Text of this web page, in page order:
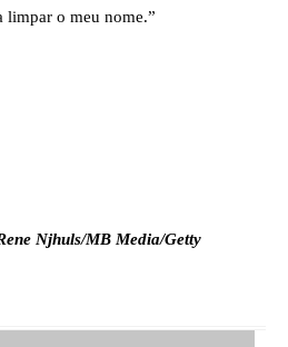
limpar o meu nome.”
Njhuls/MB Media/Getty